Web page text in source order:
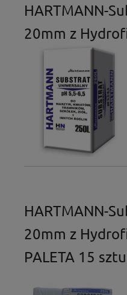
HARTMANN-
20mm z
HARTMANN-
20mm z
PALETA 15